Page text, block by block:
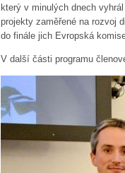
který v minulých dnech
projekty zaměřené na rozvoj
do finále jich Evropská
V další části programu